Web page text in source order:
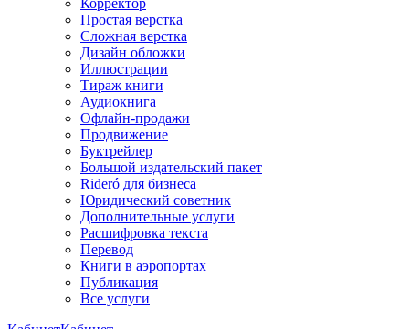
Корректор
Простая верстка
Сложная верстка
Дизайн обложки
Иллюстрации
Тираж книги
Аудиокнига
Офлайн-продажи
Продвижение
Буктрейлер
Большой издательский пакет
Rideró для бизнеса
Юридический советник
Дополнительные услуги
Расшифровка текста
Перевод
Книги в аэропортах
Публикация
Все услуги